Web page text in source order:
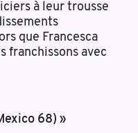
à leur trousse
que Francesca
franchissons avec
68) »